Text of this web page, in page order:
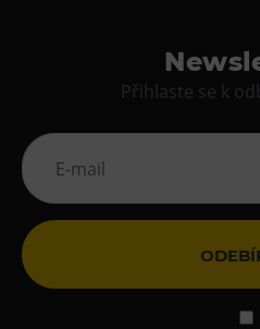
Přihlaste se k